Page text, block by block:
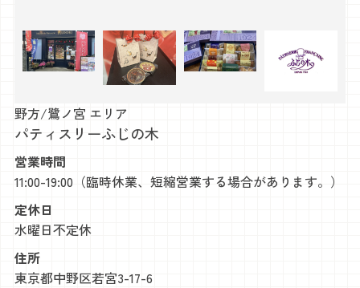
野方/鷺ノ宮 エリア
パティスリーふじの木
営業時間
11:00-19:00（臨時休業、短縮営業する場合があります。）
定休日
水曜日不定休
住所
東京都中野区若宮3-17-6